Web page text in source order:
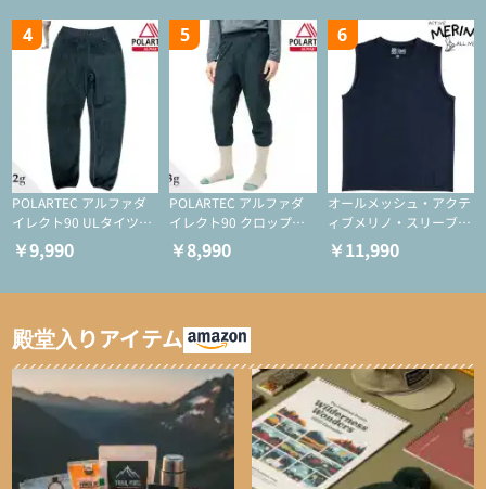
4
POLARTEC アルファダ
イレクト90 ULタイツ
（アクティブインサレー
ション/テント泊用パジ
￥9,990
5
POLARTEC アルファダ
イレクト90 クロップド
ULタイツ（アクティブ
インサレーション/テン
￥8,990
6
オールメッシュ・アクテ
ィブメリノ・スリーブレ
ス
￥11,990
殿堂入りアイテム